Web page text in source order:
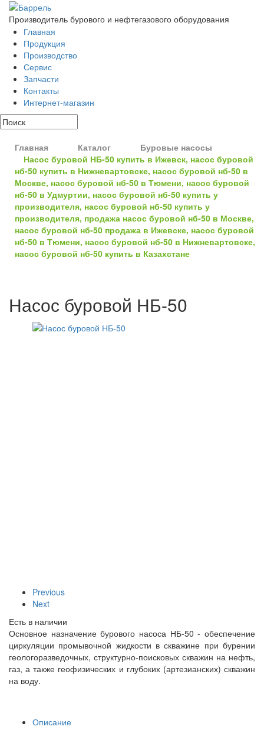
Производитель бурового и нефтегазового оборудования
Главная
Продукция
Производство
Сервис
Запчасти
Контакты
Интернет-магазин
Главная Каталог
Буровые насосы
Насос буровой НБ-50 купить в Ижевск, насос буровой
нб-50 купить в Нижневартовске, насос буровой нб-50 в
Москве, насос буровой нб-50 в Тюмени, насос буровой
нб-50 в Удмуртии, насос буровой нб-50 купить у
производителя, насос буровой нб-50 купить у
производителя, продажа насос буровой нб-50 в Москве,
насос буровой нб-50 продажа в Ижевске, насос буровой
нб-50 в Тюмени, насос буровой нб-50 в Нижневартовске,
насос буровой нб-50 купить в Казахстане
Насос буровой НБ-50
Previous
Next
Есть в наличии
Основное назначение бурового насоса НБ-50 - обеспечение
циркуляции промывочной жидкости в скважине при бурении
геологоразведочных, структурно-поисковых скважин на нефть,
газ, а также геофизических и глубоких (артезианских) скважин
на воду.
Описание